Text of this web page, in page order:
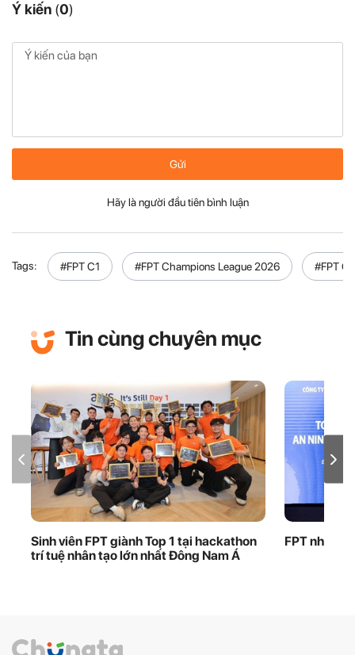
Ý kiến (0)
Gửi
Hãy là người đầu tiên bình luận
Tags: #FPT C1 #FPT Champions League 2026 #FPT
Tin cùng chuyên mục
Sinh viên FPT giành Top 1 tại hackathon
trí tuệ nhân tạo lớn nhất Đông Nam Á
FPT nhận